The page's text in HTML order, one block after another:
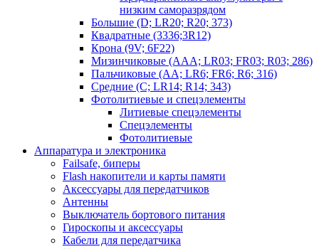
низким саморазрядом
Большие (D; LR20; R20; 373)
Квадратные (3336;3R12)
Крона (9V; 6F22)
Мизинчиковые (AAA; LR03; FR03; R03; 286)
Пальчиковые (AA; LR6; FR6; R6; 316)
Средние (C; LR14; R14; 343)
Фотолитиевые и спецэлементы
Литиевые спецэлементы
Спецэлементы
Фотолитиевые
Аппаратура и электроника
Failsafe, биперы
Flash накопители и карты памяти
Аксессуары для передатчиков
Антенны
Выключатель бортового питания
Гироскопы и аксессуары
Кабели для передатчика